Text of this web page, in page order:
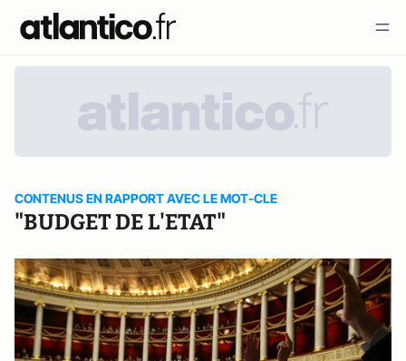
CONTENUS EN RAPPORT AVEC LE MOT-CLE
"BUDGET DE L'ETAT"